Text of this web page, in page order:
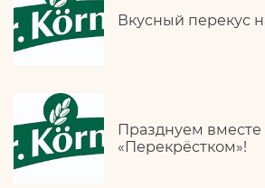
Вкусный перекус
Празднуем вместе
«Перекрёстком»!